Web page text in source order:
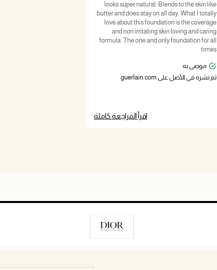
looks super natural. Blends to the skin like
butter and does stay on all day. What I totally
love about this foundation is the coverage
and non irritating skin loving and caring
formula. The one and only foundation for all
times
موصى به
تم نشره في الأصل على guerlain.com
اقرأ المراجعة كاملة